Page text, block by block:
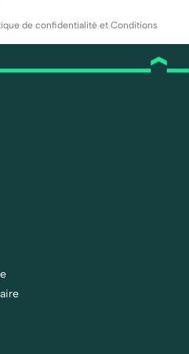
de confidentialité et Conditions